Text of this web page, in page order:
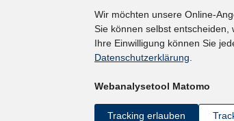
Institutsleitung
Graduiertenprogramm
Befragungen
Projekte
Wir möchten unsere Online-
Sie können selbst entscheiden,
Ihre Einwilligung können Sie
Datenschutzerklärung.
Webanalysetool Matomo
Tracking erlauben